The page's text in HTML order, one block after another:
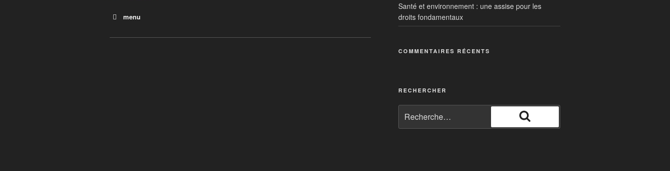
menu
Santé et environnement : une assise pour les
droits fondamentaux
COMMENTAIRES RÉCENTS
RECHERCHER